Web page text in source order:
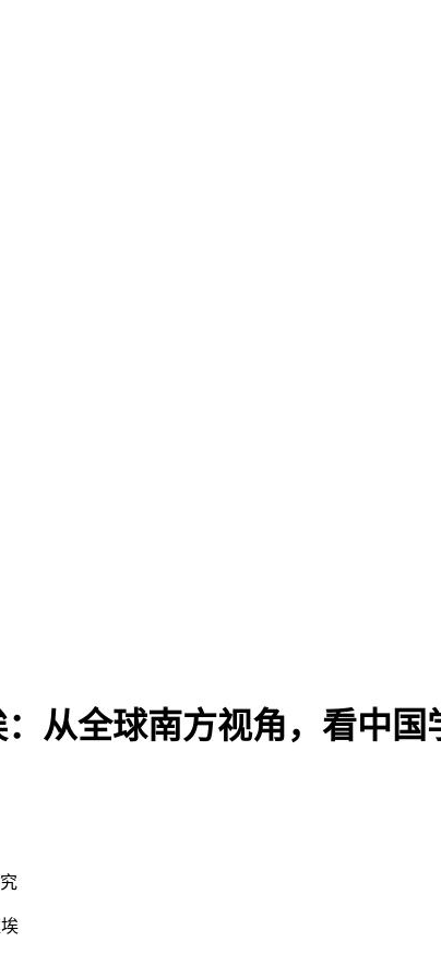
：从全球南方视角，看中国